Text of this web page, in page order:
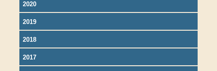
2020
2019
2018
2017